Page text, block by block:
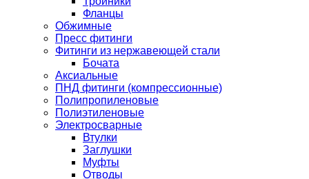
Фланцы
Обжимные
Пресс фитинги
Фитинги из нержавеющей стали
Бочата
Аксиальные
ПНД фитинги (компрессионные)
Полипропиленовые
Полиэтиленовые
Электросварные
Втулки
Заглушки
Муфты
Отводы